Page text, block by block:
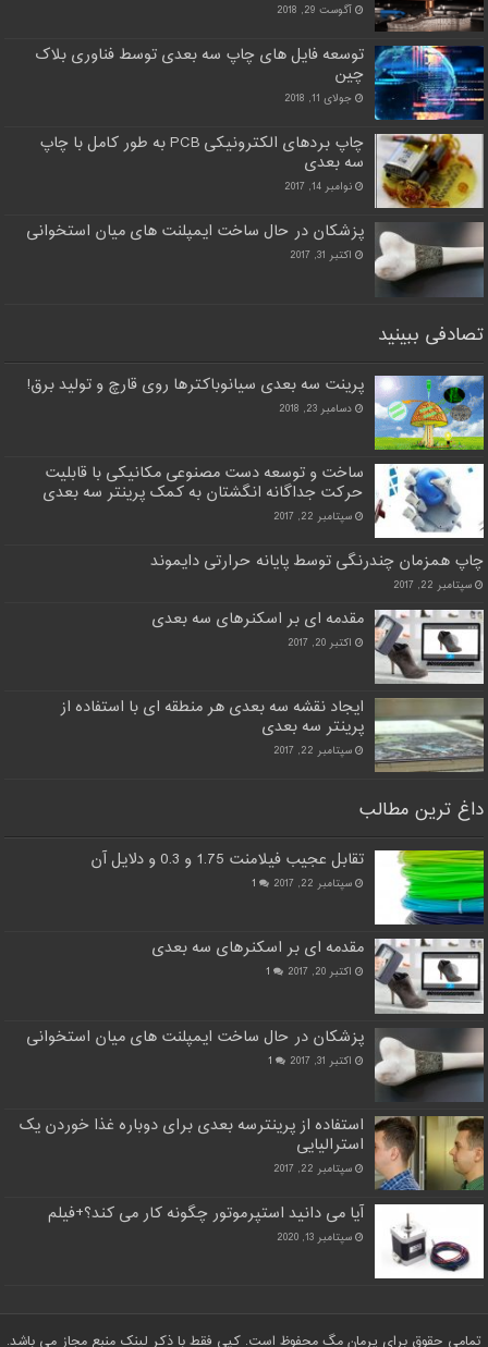
آگوست 29, 2018
توسعه فایل های چاپ سه بعدی توسط فناوری بلاک
چین
جولای 11, 2018
چاپ بردهای الکترونیکی PCB به طور کامل با چاپ
سه بعدی
نوامبر 14, 2017
پزشکان در حال ساخت ایمپلنت های میان استخوانی
اکتبر 31, 2017
تصادفی ببینید
پرینت سه بعدی سیانوباکترها روی قارچ و تولید برق!
دسامبر 23, 2018
ساخت و توسعه دست مصنوعی مکانیکی با قابلیت
حرکت جداگانه انگشتان به کمک پرینتر سه بعدی
سپتامبر 22, 2017
چاپ همزمان چندرنگی توسط پایانه حرارتی دایموند
سپتامبر 22, 2017
مقدمه ای بر اسکنرهای سه بعدی
اکتبر 20, 2017
ایجاد نقشه سه بعدی هر منطقه ای با استفاده از
پرینتر سه بعدی
سپتامبر 22, 2017
داغ ترین مطالب
تقابل عجیب فیلامنت 1.75 و 0.3 و دلایل آن
سپتامبر 22, 2017 1
مقدمه ای بر اسکنرهای سه بعدی
اکتبر 20, 2017 1
پزشکان در حال ساخت ایمپلنت های میان استخوانی
اکتبر 31, 2017 1
استفاده از پرینترسه بعدی برای دوباره غذا خوردن یک
استرالیایی
سپتامبر 22, 2017
آیا می دانید استپرموتور چگونه کار می کند؟+فیلم
سپتامبر 13, 2020
تمامی حقوق برای پرمان مگ محفوظ است. کپی فقط با ذکر لینک منبع مجاز می باشد.